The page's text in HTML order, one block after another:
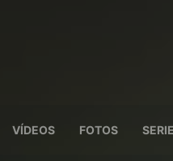
VÍDEOS FOTOS